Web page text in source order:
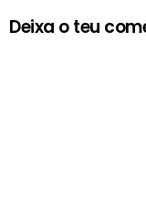
Deixa o teu